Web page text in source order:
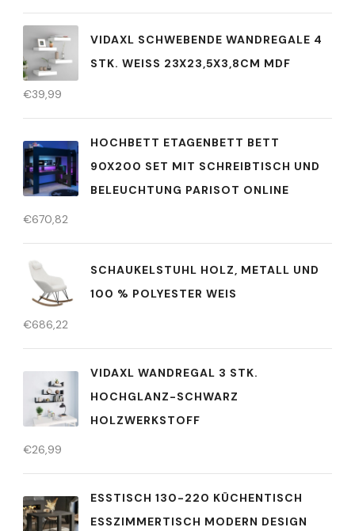
VIDAXL SCHWEBENDE WANDREGALE 4
STK. WEISS 23X23,5X3,8CM MDF
€39,99
HOCHBETT ETAGENBETT BETT
90X200 SET MIT SCHREIBTISCH UND
BELEUCHTUNG PARISOT ONLINE
€670,82
SCHAUKELSTUHL HOLZ, METALL UND
100 % POLYESTER WEIS
€686,22
VIDAXL WANDREGAL 3 STK.
HOCHGLANZ-SCHWARZ
HOLZWERKSTOFF
€26,99
ESSTISCH 130-220 KÜCHENTISCH
ESSZIMMERTISCH MODERN DESIGN